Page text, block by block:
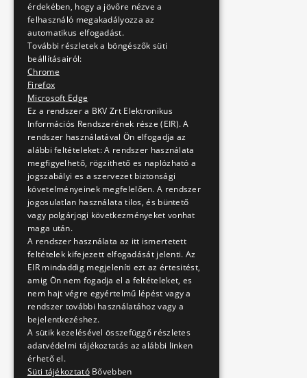
érdekében, hogy a jövőre nézve a
felhasználó megakadályozza az
automatikus elfogadást.
További részletek a böngészők süti
beállításairól:
Chrome
Firefox
Microsoft Edge
Ez a rendszer a BKV Zrt Elektronikus
Információs Rendszerének része (EIR). A
rendszer használatával Ön elfogadja az
alábbi feltételeket: A rendszer használata
megfigyelhető, rögzithető es naplózható a
jogszabályi es a szervezet biztonsági
követelményeinek megfelelően. A rendszer
jogosulatlan használata tilos, és büntető
vagy polgárjogi következményeket vonhat
maga után.
A rendszer használata az itt ismertetett
feltételek kifejezett elfogadását jelenti. Az
EIR mindaddig megjeleníti ezt az értesitést,
amig Ön nem fogadja el a feltételeket, es
nem hajt végre egyértelmű lépést vagy a
rendszer további használatához vagy a
bejelentkezéshez.
A sütik kezelésével összefüggő részletes
adatvédelmi tájékoztatás az alábbi linken
érhető el.
Süti tájékoztató Bővebben